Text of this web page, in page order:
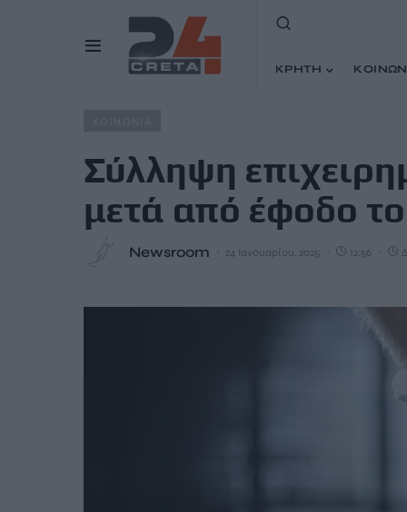
ΚΡΗΤΗ
Άρθρα Σύλληψη επιχειρηματία για
Σύλληψη
μετά από έφοδο
Newsroom 24 Ιανουαρίου, 2025 12:56